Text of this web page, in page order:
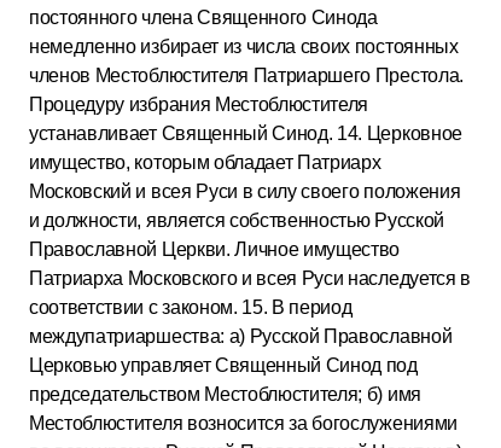
постоянного члена Священного Синода
немедленно избирает из числа своих постоянных
членов Местоблюстителя Патриаршего Престола.
Процедуру избрания Местоблюстителя
устанавливает Священный Синод. 14. Церковное
имущество, которым обладает Патриарх
Московский и всея Руси в силу своего положения
и должности, является собственностью Русской
Православной Церкви. Личное имущество
Патриарха Московского и всея Руси наследуется в
соответствии с законом. 15. В период
междупатриаршества: а) Русской Православной
Церковью управляет Священный Синод под
председательством Местоблюстителя; б) имя
Местоблюстителя возносится за богослужениями